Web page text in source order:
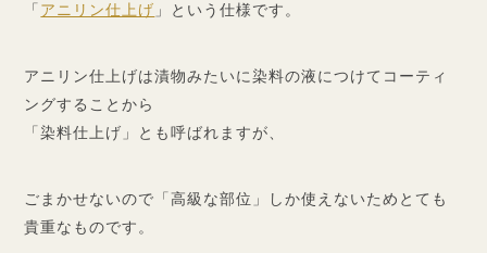
「 アニリン仕上げ 」という仕様です。
アニリン仕上げは漬物みたいに染料の液につけてコーティ
ングすることから
「染料仕上げ」とも呼ばれますが、
ごまかせないので「高級な部位」しか使えないためとても
貴重なものです。